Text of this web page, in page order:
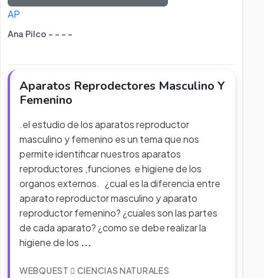
AP
Ana Pilco - - - -
Aparatos Reprodectores Masculino Y
Femenino
.el estudio de los aparatos reproductor
masculino y femenino es un tema que nos
permite identificar nuestros aparatos
reproductores ,funciones e higiene de los
organos externos. ¿cual es la diferencia entre
aparato reproductor masculino y aparato
reproductor femenino? ¿cuales son las partes
de cada aparato? ¿como se debe realizar la
higiene de los ...
WEBQUEST CIENCIAS NATURALES